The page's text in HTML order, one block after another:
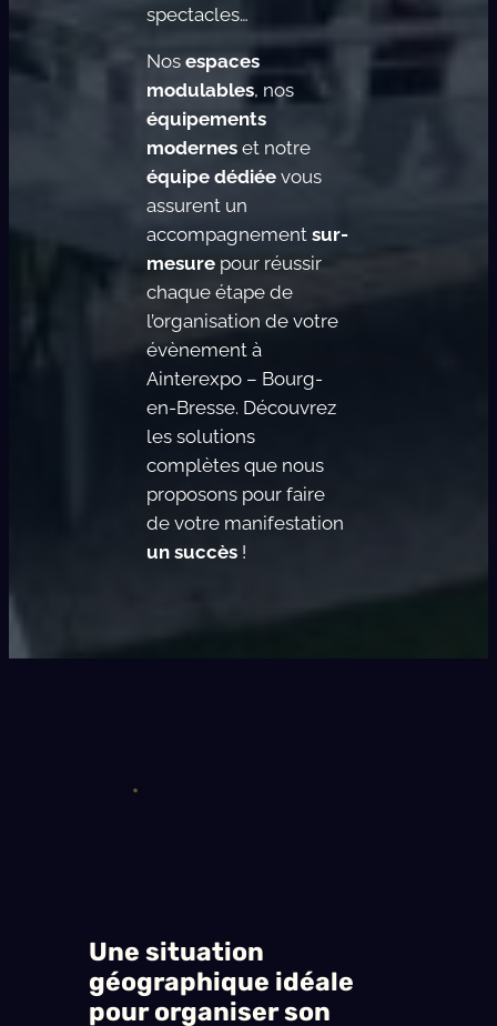
spectacles…
Nosespaces
modulables, nos
équipements
modernes et notre
équipe dédiée vous
assurent un
accompagnementsur-
mesure pour réussir
chaque étape de
l’organisation de votre
évènement à
Ainterexpo – Bourg-
en-Bresse. Découvrez
les solutions
complètes que nous
proposons pour faire
de votre manifestation
un succès !
Une situation
géographique idéale
pour organiser son